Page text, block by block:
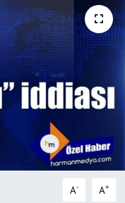
A- A+